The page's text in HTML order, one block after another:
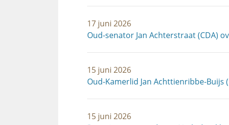
17 juni 2026
Oud-senator Jan Achterstraat (CDA)
15 juni 2026
Oud-Kamerlid Jan Achttienribbe-Buijs
15 juni 2026